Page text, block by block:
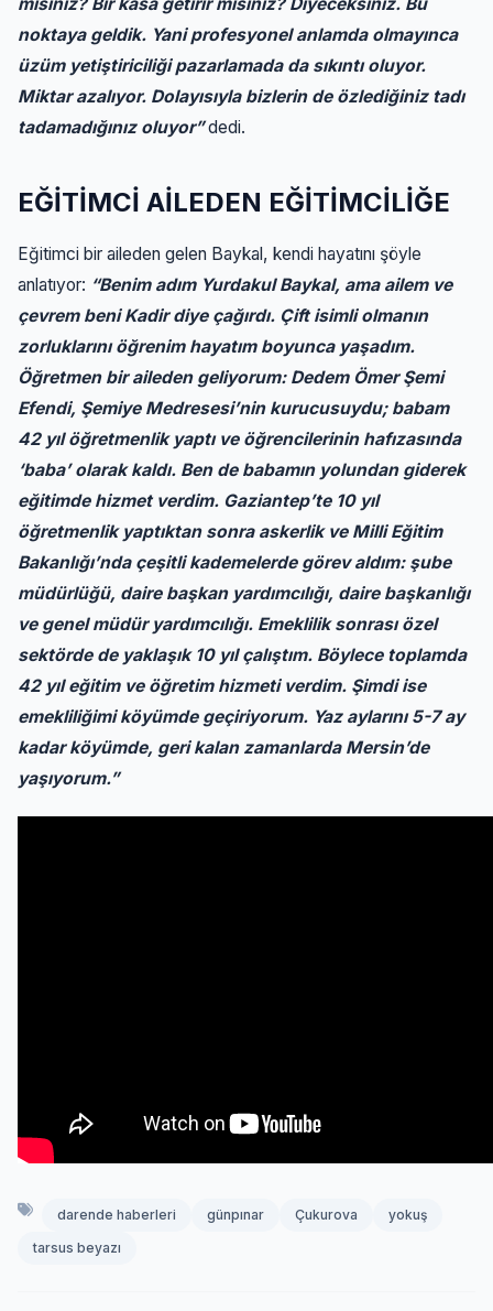
noktaya geldik. Yani profesyonel anlamda olmayınca
üzüm yetiştiriciliği pazarlamada da sıkıntı oluyor.
Miktar azalıyor. Dolayısıyla bizlerin de özlediğiniz tadı
tadamadığınız oluyor”dedi.
EĞİTİMCİ AİLEDEN EĞİTİMCİLİĞE
Eğitimci bir aileden gelen Baykal, kendi hayatını şöyle
anlatıyor: “Benim adım Yurdakul Baykal, ama ailem ve
çevrem beni Kadir diye çağırdı. Çift isimli olmanın
zorluklarını öğrenim hayatım boyunca yaşadım.
Öğretmen bir aileden geliyorum: Dedem Ömer Şemi
Efendi, Şemiye Medresesi’nin kurucusuydu; babam
42 yıl öğretmenlik yaptı ve öğrencilerinin hafızasında
‘baba’ olarak kaldı. Ben de babamın yolundan giderek
eğitimde hizmet verdim. Gaziantep’te 10 yıl
öğretmenlik yaptıktan sonra askerlik ve Milli Eğitim
Bakanlığı’nda çeşitli kademelerde görev aldım: şube
müdürlüğü, daire başkan yardımcılığı, daire başkanlığı
ve genel müdür yardımcılığı. Emeklilik sonrası özel
sektörde de yaklaşık 10 yıl çalıştım. Böylece toplamda
42 yıl eğitim ve öğretim hizmeti verdim. Şimdi ise
emekliliğimi köyümde geçiriyorum. Yaz aylarını 5-7 ay
kadar köyümde, geri kalan zamanlarda Mersin’de
yaşıyorum.”
darende haberleri günpınar Çukurova
yokuş
tarsus beyazı